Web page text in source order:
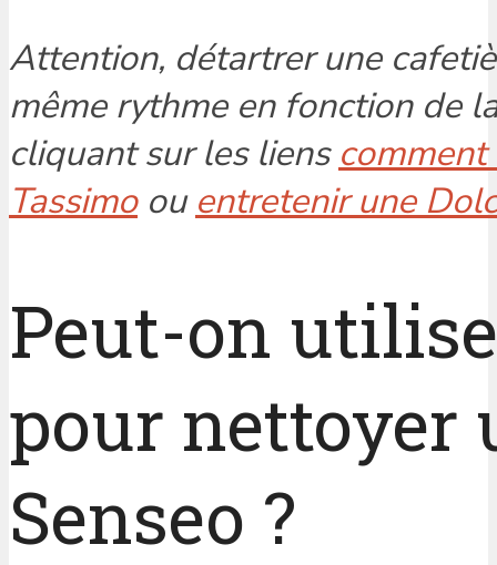
Attention, détartrer une
même rythme en fonction de
cliquant sur les liens
Tassimoou entretenir une
Peut-on
pour nettoyer
Senseo ?